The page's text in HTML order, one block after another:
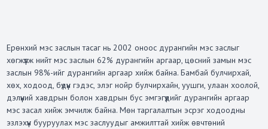
Ерөнхий мэс заслын тасаг нь 2002 оноос дурангийн мэс заслыг
хөгжүүлж нийт мэс заслын 62% дурангийн аргаар, цөсний замын мэс
заслын 98%-ийг дурангийн аргаар хийж байна. Бамбай булчирхай,
хөх, ходоод, бүдүүн гэдэс, элэг нойр булчирхайн, уушги, улаан хоолой,
дэлүүний хавдрын болон хавдрын бус эмгэгүүдийг дурангийн аргаар
мэс засал хийж эмчилж байна. Мөн таргалалтын эсрэг ходоодны
эзлэхүүн бууруулах мэс заслуудыг амжилттай хийж өвчтөний